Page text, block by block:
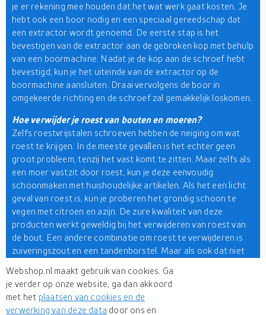
je er rekening mee houden dat het wat werk gaat kosten. Je
hebt ook een boor nodig en een speciaal gereedschap dat
een extractor wordt genoemd. De eerste stap is het
bevestigen van de extractor aan de gebroken kop met behulp
van een boormachine. Nadat je de kop aan de schroef hebt
bevestigd, kun je het uiteinde van de extractor op de
boormachine aansluiten. Draai vervolgens de boor in
omgekeerde richting en de schroef zal gemakkelijk loskomen.
Hoe verwijder je roest van bouten en moeren?
Zelfs roestvrijstalen schroeven hebben de neiging om wat
roest te krijgen. In de meeste gevallen is het echter geen
groot probleem, tenzij het vast komt te zitten. Maar zelfs als
een moer vastzit door roest, kun je deze eenvoudig
schoonmaken met huishoudelijke artikelen. Als het een licht
geval van roest is, kun je proberen het grondig schoon te
vegen met citroen en azijn. De zure kwaliteit van deze
producten werkt geweldig bij het verwijderen van roest van
de bout. Een andere combinatie om roest te verwijderen is
zuiveringszout en een tandenborstel. Maar als ook dat niet
een penetrerende olie.
Als je online bouten wilt kopen in Nederland, zoek dan niet
verder want je bent op de juiste plek. Er zijn meer dan 500
Webshop.nl maakt gebruik van cookies. Ga
je verder op onze website, ga dan akkoord
met het plaatsen van cookies en de
verwerking van deze data door ons en